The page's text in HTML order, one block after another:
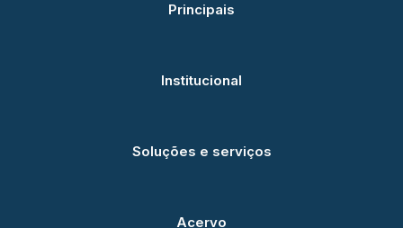
Principais
Institucional
Soluções e serviços
Acervo